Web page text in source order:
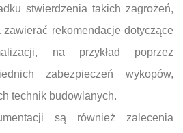
stwierdzenia takich zagrożeń,
rekomendacje dotyczące
na przykład poprzez
zabezpieczeń wykopów,
technik budowlanych.
są również zalecenia